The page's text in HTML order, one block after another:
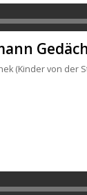
(Kinder von der